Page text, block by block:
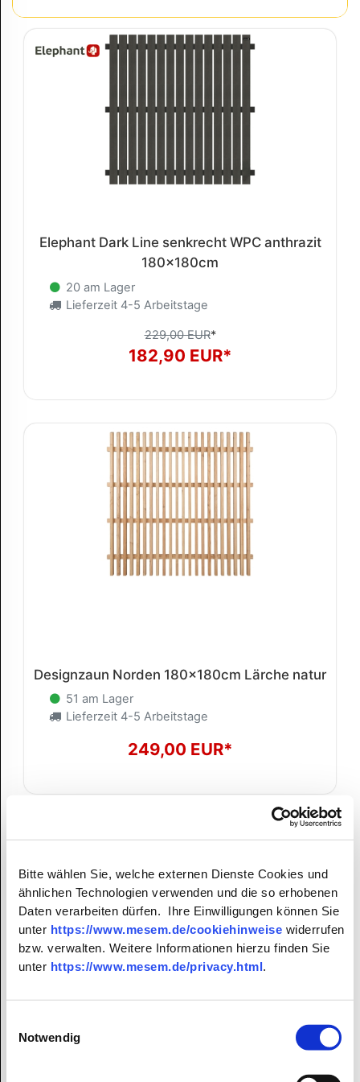
Bitte wählen Sie, welche externen Dienste Cookies und
ähnlichen Technologien verwenden und die so erhobenen
Daten verarbeiten dürfen. Ihre Einwilligungen können Sie
unter https://www.mesem.de/cookiehinweise widerrufen
bzw. verwalten. Weitere Informationen hierzu finden Sie
unter https://www.mesem.de/privacy.html.
Notwendig
Elephant Dark Line senkrecht WPC anthrazit
180x180cm
20 am Lager
Lieferzeit 4-5 Arbeitstage
229,00 EUR*
182,90 EUR*
Designzaun Norden 180x180cm Lärche natur
51 am Lager
Lieferzeit 4-5 Arbeitstage
249,00 EUR*